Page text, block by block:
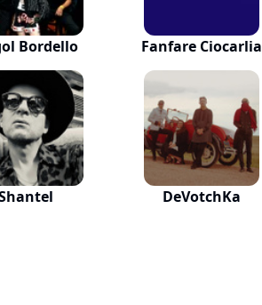
Bordello Fanfare Ciocarlia
DeVotchKa